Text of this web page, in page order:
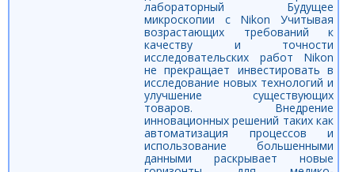
лабораторный Будущее
микроскопии с Nikon Учитывая
возрастающих требований к
качеству и точности
исследовательских работ Nikon
не прекращает инвестировать в
исследование новых технологий и
улучшение существующих
товаров. Внедрение
инновационных решений таких как
автоматизация процессов и
использование большенными
данными раскрывает новые